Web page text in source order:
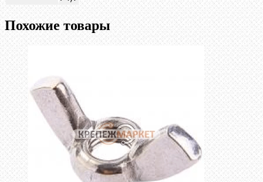
Похожие товары